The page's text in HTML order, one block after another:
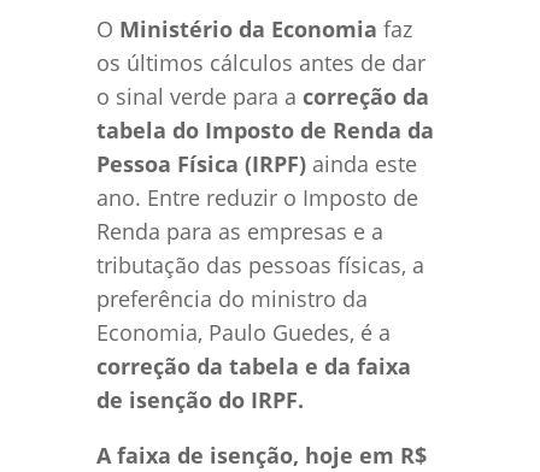
O Ministério da Economia faz
os últimos cálculos antes de dar
o sinal verde para acorreção da
tabela do Imposto de Renda da
Pessoa Física (IRPF) ainda este
ano. Entre reduzir o Imposto de
Renda para as empresas e a
tributação das pessoas físicas, a
preferência do ministro da
Economia, Paulo Guedes, é a
correção da tabela e da faixa
de isenção do IRPF.
A faixa de isenção, hoje em R$